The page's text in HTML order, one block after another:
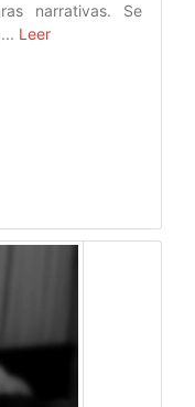
narrativas. Se
Leer